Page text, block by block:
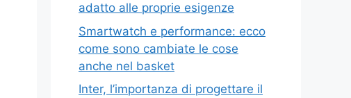
adatto alle proprie esigenze
Smartwatch e performance: ecco
come sono cambiate le cose
anche nel basket
Inter, l’importanza di progettare il